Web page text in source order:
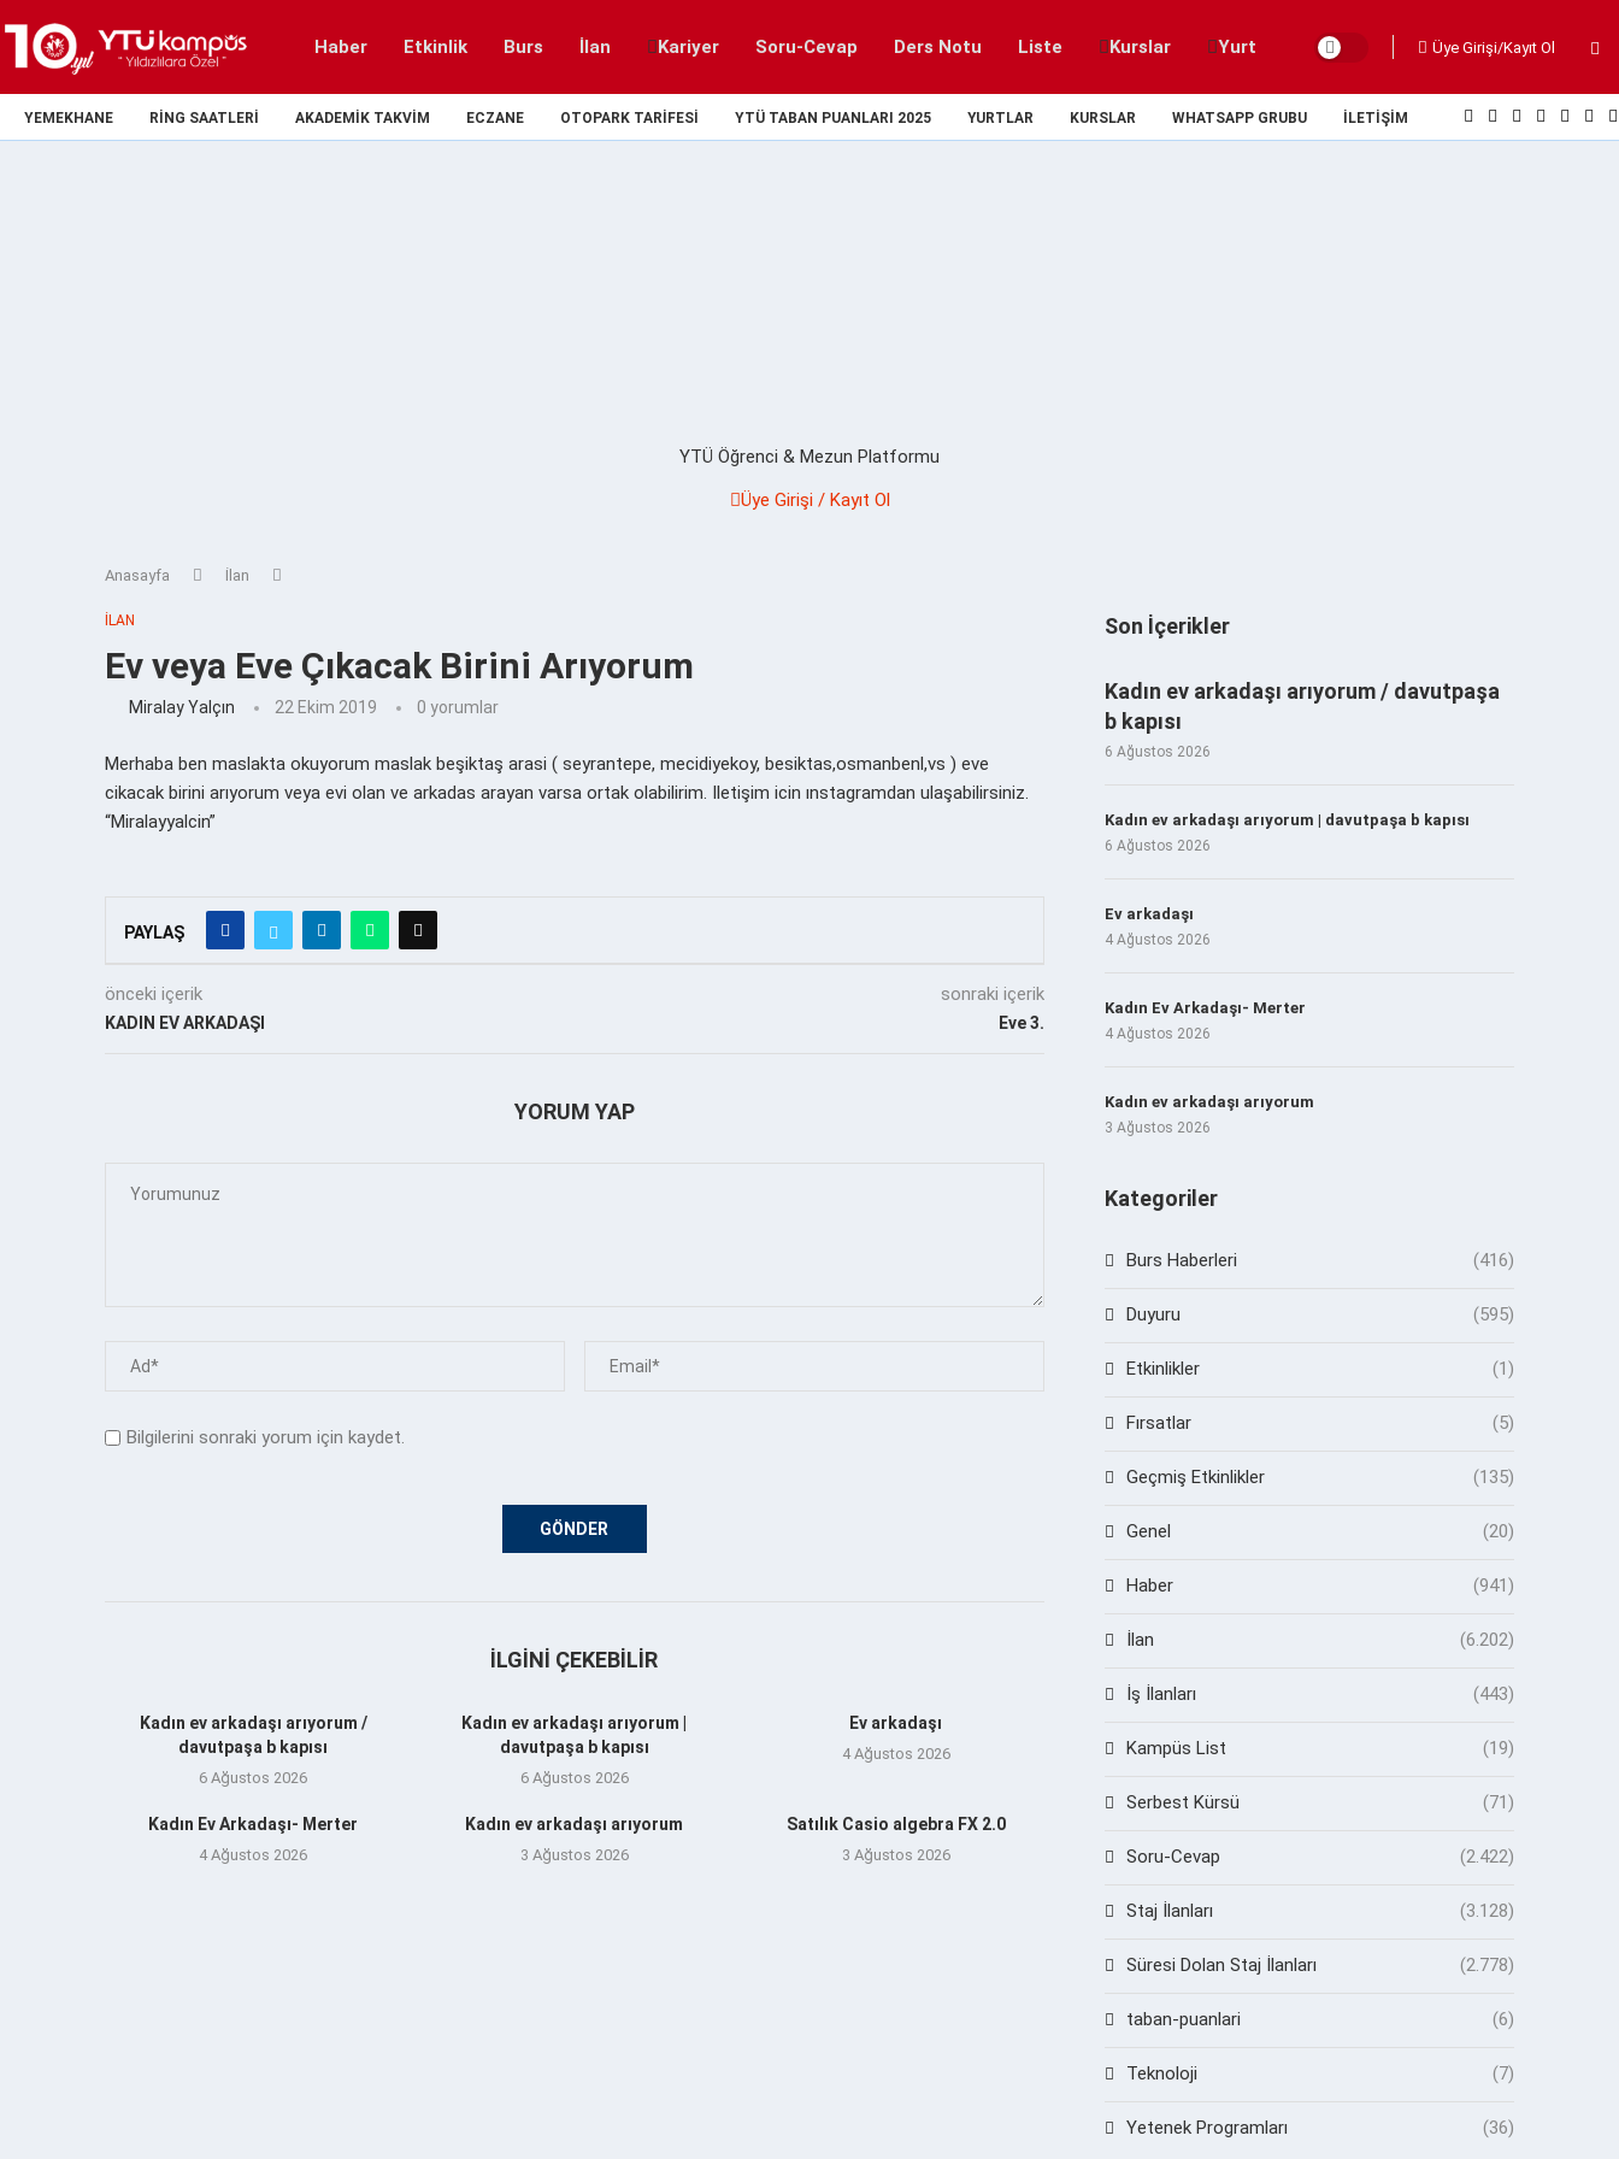
Haber Etkinlik Burs İlan Kariyer Soru-Cevap Ders Notu Liste Kurslar Yurt Üye Girişi/Kayıt Ol
YEMEKHANE RING SAATLERI AKADEMIK TAKVIM ECZANE OTOPARK TARIFESI YTÜ TABAN PUANLARI 2025 YURTLAR KURSLAR WHATSAPP GRUBU İLETIŞIM
YTÜ Öğrenci & Mezun Platformu
Üye Girişi / Kayıt Ol
Anasayfa İlan
İLAN
Ev veya Eve Çıkacak Birini Arıyorum
Miralay Yalçın 22 Ekim 2019 0 yorumlar
Merhaba ben maslakta okuyorum maslak beşiktaş arasi ( seyrantepe, mecidiyekoy, besiktas,osmanbenl,vs ) eve
cikacak birini arıyorum veya evi olan ve arkadas arayan varsa ortak olabilirim. Iletişim icin ınstagramdan ulaşabilirsiniz.
“Miralayyalcin”
PAYLAŞ
önceki içerik
KADIN EV ARKADAŞI
sonraki içerik
Eve 3.
YORUM YAP
Bilgilerini sonraki yorum için kaydet.
İLGINI ÇEKEBILIR
Kadın ev arkadaşı arıyorum /
davutpaşa b kapısı
6 Ağustos 2026
Kadın ev arkadaşı arıyorum |
davutpaşa b kapısı
6 Ağustos 2026
Ev arkadaşı
4 Ağustos 2026
Kadın Ev Arkadaşı- Merter
4 Ağustos 2026
Kadın ev arkadaşı arıyorum
3 Ağustos 2026
Satılık Casio algebra FX 2.0
3 Ağustos 2026
Son İçerikler
Kadın ev arkadaşı arıyorum / davutpaşa
b kapısı
6 Ağustos 2026
Kadın ev arkadaşı arıyorum | davutpaşa b kapısı
6 Ağustos 2026
Ev arkadaşı
4 Ağustos 2026
Kadın Ev Arkadaşı- Merter
4 Ağustos 2026
Kadın ev arkadaşı arıyorum
3 Ağustos 2026
Kategoriler
Burs Haberleri (416)
Duyuru (595)
Etkinlikler (1)
Fırsatlar (5)
Geçmiş Etkinlikler (135)
Genel (20)
Haber (941)
İlan (6.202)
İş İlanları (443)
Kampüs List (19)
Serbest Kürsü (71)
Soru-Cevap (2.422)
Staj İlanları (3.128)
Süresi Dolan Staj İlanları (2.778)
taban-puanlari (6)
Teknoloji (7)
Yetenek Programları (36)